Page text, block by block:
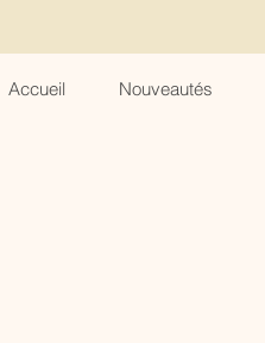
Accueil Nouveautés